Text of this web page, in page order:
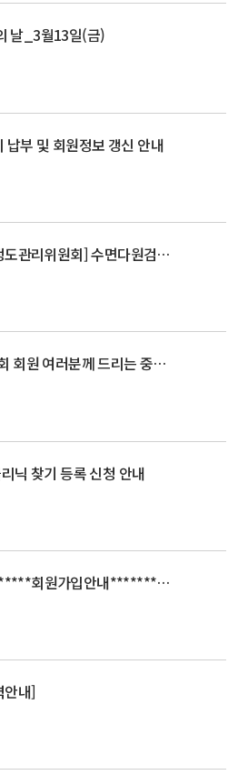
날_3월13일(금)
납부 및 회원정보 갱신 안내
[수면다원검사 정도관리위원회] 수면다원검사 교육이수자에 대한 자격 갱신 변경 관련 안내
대한수면호흡학회 회원 여러분께 드리는 중요 공지
닉 찾기 등록 신청 안내
23/03/10 **********회원가입안내************ [필독]
안내]